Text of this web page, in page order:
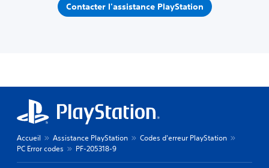
Contacter l'assistance PlayStation
Accueil Assistance PlayStation
Codes d'erreur PlayStation
PC Error codes
PF-205318-9